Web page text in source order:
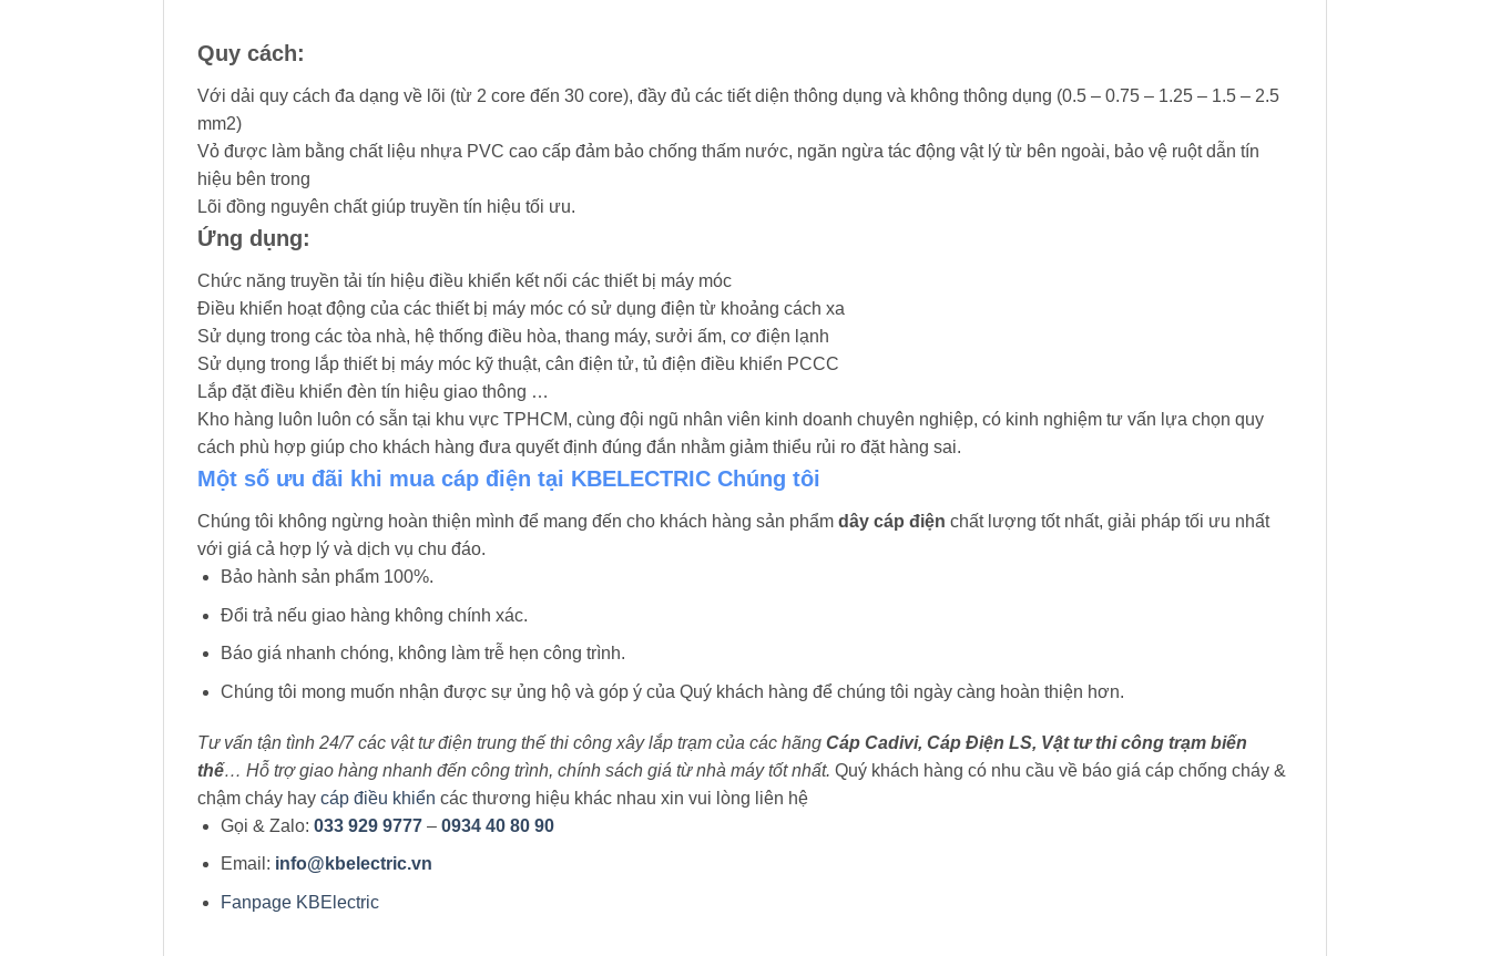
Quy cách:
Với dải quy cách đa dạng về lõi (từ 2 core đến 30 core), đầy đủ các tiết diện thông dụng và không thông dụng (0.5 – 0.75 – 1.25 – 1.5 – 2.5
mm2)
Vỏ được làm bằng chất liệu nhựa PVC cao cấp đảm bảo chống thấm nước, ngăn ngừa tác động vật lý từ bên ngoài, bảo vệ ruột dẫn tín
hiệu bên trong
Lõi đồng nguyên chất giúp truyền tín hiệu tối ưu.
Ứng dụng:
Chức năng truyền tải tín hiệu điều khiển kết nối các thiết bị máy móc
Điều khiển hoạt động của các thiết bị máy móc có sử dụng điện từ khoảng cách xa
Sử dụng trong các tòa nhà, hệ thống điều hòa, thang máy, sưởi ấm, cơ điện lạnh
Sử dụng trong lắp thiết bị máy móc kỹ thuật, cân điện tử, tủ điện điều khiển PCCC
Lắp đặt điều khiển đèn tín hiệu giao thông …
Kho hàng luôn luôn có sẵn tại khu vực TPHCM, cùng đội ngũ nhân viên kinh doanh chuyên nghiệp, có kinh nghiệm tư vấn lựa chọn quy
cách phù hợp giúp cho khách hàng đưa quyết định đúng đắn nhằm giảm thiểu rủi ro đặt hàng sai.
Một số ưu đãi khi mua cáp điện tại KBELECTRIC Chúng tôi
Chúng tôi không ngừng hoàn thiện mình để mang đến cho khách hàng sản phẩm dây cáp điện chất lượng tốt nhất, giải pháp tối ưu nhất
với giá cả hợp lý và dịch vụ chu đáo.
Bảo hành sản phẩm 100%.
Đổi trả nếu giao hàng không chính xác.
Báo giá nhanh chóng, không làm trễ hẹn công trình.
Chúng tôi mong muốn nhận được sự ủng hộ và góp ý của Quý khách hàng để chúng tôi ngày càng hoàn thiện hơn.
Tư vấn tận tình 24/7 các vật tư điện trung thế thi công xây lắp trạm của các hãng Cáp Cadivi, Cáp Điện LS, Vật tư thi công trạm biến
thế… Hỗ trợ giao hàng nhanh đến công trình, chính sách giá từ nhà máy tốt nhất. Quý khách hàng có nhu cầu về báo giá cáp chống cháy &
chậm cháy hay cáp điều khiển các thương hiệu khác nhau xin vui lòng liên hệ
Gọi & Zalo: 033 929 9777 – 0934 40 80 90
Email: info@kbelectric.vn
Fanpage KBElectric